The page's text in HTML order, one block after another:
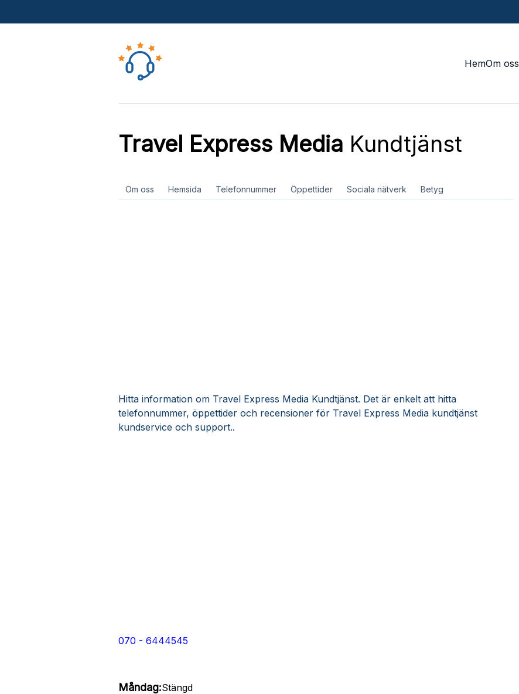
HemOm oss
Travel Express Media Kundtjänst
Om oss Hemsida Telefonnummer Öppettider Sociala nätverk Betyg
Hitta information om Travel Express Media Kundtjänst. Det är enkelt att hitta
telefonnummer, öppettider och recensioner för Travel Express Media kundtjänst
kundservice och support..
070 - 6444545
Måndag:Stängd